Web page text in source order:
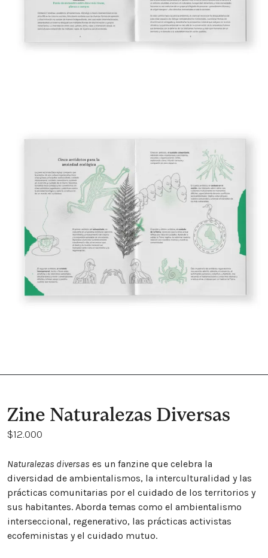
Zine Naturalezas Diversas
$12.000
Naturalezas diversas es un fanzine que celebra la
diversidad de ambientalismos, la interculturalidad y las
prácticas comunitarias por el cuidado de los territorios y
sus habitantes. Aborda temas como el ambientalismo
interseccional, regenerativo, las prácticas activistas
ecofeministas y el cuidado mutuo.